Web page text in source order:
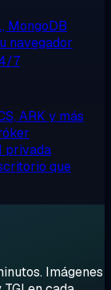
MongoDB
navegador
7
ARK y más
privada
que
Imágenes